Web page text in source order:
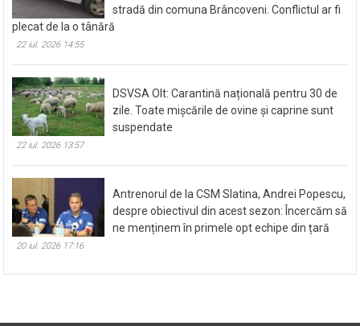
stradă din comuna Brâncoveni. Conflictul ar fi
plecat de la o tânără
22 iul. 2026 14:55
DSVSA Olt: Carantină națională pentru 30 de
zile. Toate mișcările de ovine și caprine sunt
suspendate
22 iul. 2026 13:57
Antrenorul de la CSM Slatina, Andrei Popescu,
despre obiectivul din acest sezon: Încercăm să
ne menținem în primele opt echipe din țară
20 iul. 2026 17:16